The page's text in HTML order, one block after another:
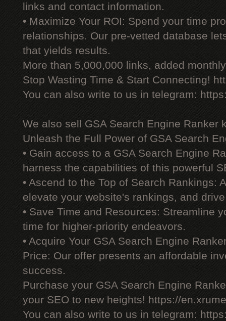
links and contact information.
• Maximize Your ROI: Spend your time
relationships. Our pre-vetted database
that yields results.
More than 5,000,000 links, added
Stop Wasting Time & Start Connecting!
You can also write to us in telegram:
We also sell GSA Search Engine Ranker
Unleash the Full Power of GSA Search
• Gain access to a GSA Search Engine
harness the capabilities of this powerful
• Ascend to the Top of Search Rankings:
elevate your website's rankings, and
• Save Time and Resources: Streamline
time for higher-priority endeavors.
• Acquire Your GSA Search Engine
Price: Our offer presents an affordable
success.
Purchase your GSA Search Engine
your SEO to new heights! https://
You can also write to us in telegram: